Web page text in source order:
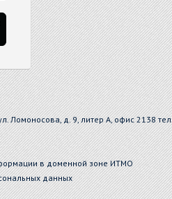
Ломоносова, д. 9, литер А, офис 2138
в доменной зоне ИТМО
данных